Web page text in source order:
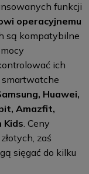
funkcji
operacyjnemu
są kompatybilne
ich
smartwatche
Huawei,
Amazfit,
Kids. Ceny
zaś
sięgać do kilku